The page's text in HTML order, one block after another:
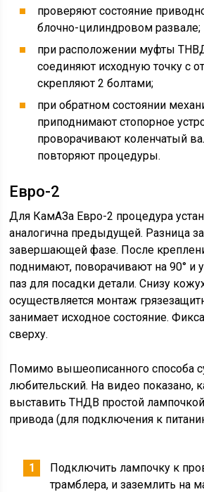
проверяют состояние
блочно-цилиндровом развале;
при расположении муфты
соединяют исходную точку с
скрепляют 2 болтами;
при обратном состоянии
приподнимают стопорное
проворачивают коленчатый
повторяют процедуры.
Евро-2
Для КамАЗа Евро-2 процедура
аналогична предыдущей. Разница
завершающей фазе. После
поднимают, поворачивают на 90° и
паз для посадки детали. Снизу
осуществляется монтаж
занимает исходное состояние.
сверху.
Помимо вышеописанного способа
любительский. На видео показано,
выставить ТНДВ простой
привода (для подключения к
Подключить лампочку к
трамблера, и заземлить на